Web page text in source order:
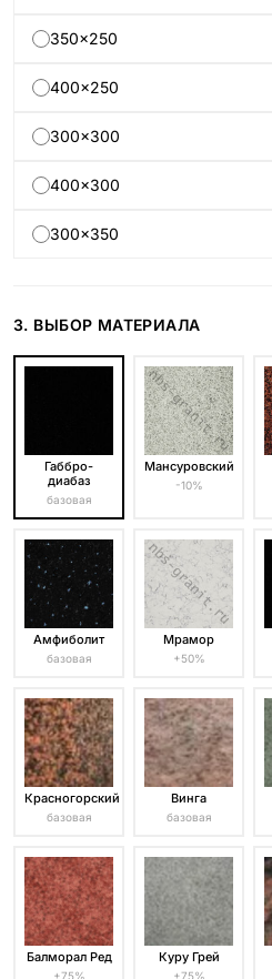
350×250
400×250
300×300
400×300
300×350
3. ВЫБОР МАТЕРИАЛА
Габбро-
диабаз
базовая
Мансуровский
-10%
Амфиболит
базовая
Мрамор
+50%
Красногорский
базовая
Винга
базовая
Балморал Ред
+75%
Куру Грей
+75%